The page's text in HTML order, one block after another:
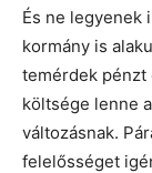
És ne legyenek
kormány is
temérdek pénzt
költsége lenne
változásnak.
felelősséget